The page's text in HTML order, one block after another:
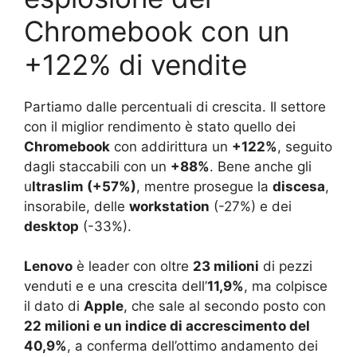
Chromebook con un
+122% di vendite
Partiamo dalle percentuali di crescita. Il settore
con il miglior rendimento è stato quello dei
Chromebook con addirittura un +122%, seguito
dagli staccabili con un +88%. Bene anche gli
ultraslim (+57%), mentre prosegue la discesa,
insorabile, delle workstation (-27%) e dei
desktop (-33%).
Lenovo è leader con oltre 23 milioni di pezzi
venduti e e una crescita dell’11,9%, ma colpisce
il dato di Apple, che sale al secondo posto con
22 milioni e un indice di accrescimento del
40,9%, a conferma dell’ottimo andamento dei